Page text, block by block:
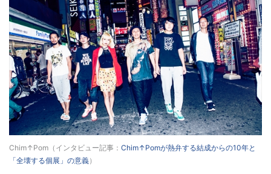
Chim↑Pom（インタビュー記事： Chim↑Pomが熱弁する結成からの10年と
「全壊する個展」の意義）